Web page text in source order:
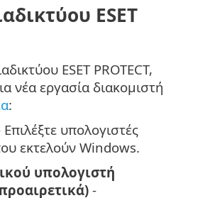
ESET
ESET PROTECT,
νέα εργασία διακομιστή
:
Επιλέξτε υπολογιστές
εκτελούν Windows.
υπολογιστή
-